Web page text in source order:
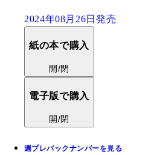
2024年08月26日発売
紙の本で購入
開/閉
電子版で購入
開/閉
週プレバックナンバーを見る